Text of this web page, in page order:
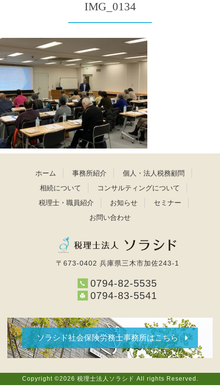
IMG_0134
ホーム 事務所紹介
個人・法人税務顧問
相続について
コンサルティングについて
税理士・職員紹介
お知らせ
セミナー
お問い合わせ
〒673-0402 兵庫県三木市加佐243-1
0794-82-5535
0794-83-5541
ソラシド社会保険労務士事務所はこちら
Copyright ©2026 税理士法人ソラシド All rights Reserved.